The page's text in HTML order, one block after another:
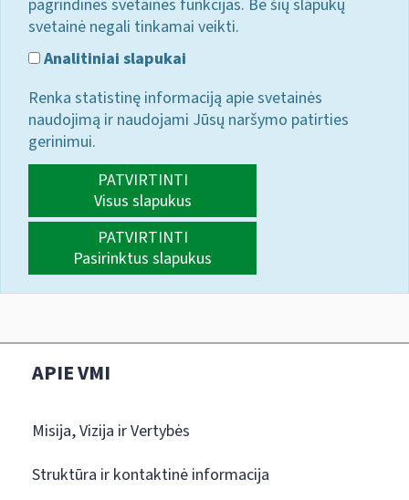
pagrindines svetainės funkcijas. Be šių slapukų
svetainė negali tinkamai veikti.
Analitiniai slapukai
Renka statistinę informaciją apie svetainės
naudojimą ir naudojami Jūsų naršymo patirties
gerinimui.
PATVIRTINTI
Visus slapukus
PATVIRTINTI
Pasirinktus slapukus
APIE VMI
Misija, Vizija ir Vertybės
Struktūra ir kontaktinė informacija